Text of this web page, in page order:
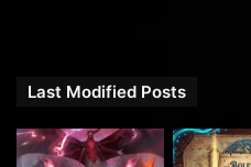
Last Modified Posts